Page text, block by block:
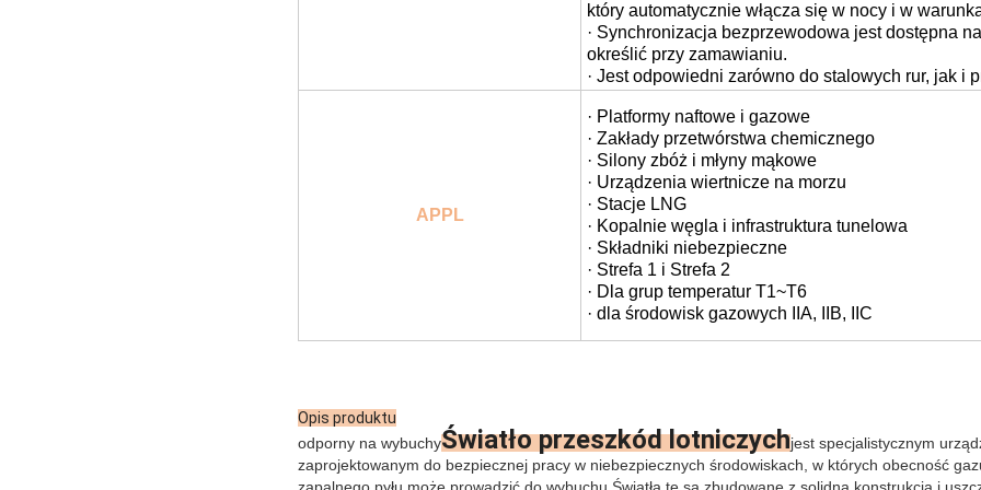
· W celu zapewnienia wysokiej niezawodności
który automatycznie włącza się w nocy i w
· Synchronizacja bezprzewodowa jest dostępna
określić przy zamawianiu.
· Jest odpowiedni zarówno do stalowych rur, jak i
· Platformy naftowe i gazowe
· Zakłady przetwórstwa chemicznego
· Silony zbóż i młyny mąkowe
· Urządzenia wiertnicze na morzu
· Stacje LNG
· Kopalnie węgla i infrastruktura tunelowa
· Składniki niebezpieczne
· Strefa 1 i Strefa 2
· Dla grup temperatur T1~T6
Opis produktu
odporny na wybuchyŚwiatło przeszkód lotniczychjest specjalistycznym
zaprojektowanym do bezpiecznej pracy w niebezpiecznych środowiskach, w których obecność